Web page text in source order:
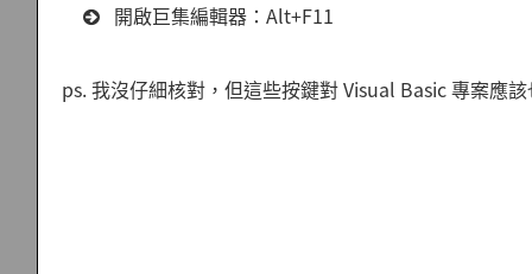
開啟巨集編輯器：Alt+F11
ps. 我沒仔細核對，但這些按鍵對 Visual Basic 專案應該